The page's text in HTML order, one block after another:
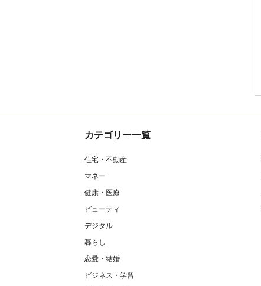
カテゴリー一覧
住宅・不動産
マネー
健康・医療
ビューティ
デジタル
暮らし
恋愛・結婚
ビジネス・学習